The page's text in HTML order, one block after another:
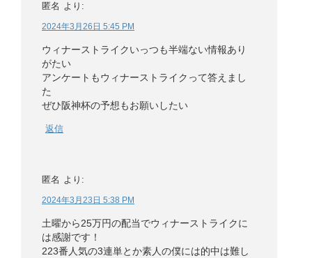
匿名 より:
2024年3月26日 5:45 PM
ウィナーストライクいっつも半端ない情報あり
がたい
アンケートもウィナーストライクって答えまし
た
ぜひ阪神杯の予想もお願いしたい
返信
匿名 より:
2024年3月23日 5:38 PM
土曜から25万円の配当でウィナーストライクに
は感謝です！
223番人気の3連単とか素人の僕には的中は難し